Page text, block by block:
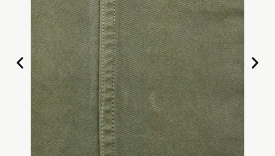
Our history
Work with us
Share our fabrics
THE FABRICS
The season Fall/Winter